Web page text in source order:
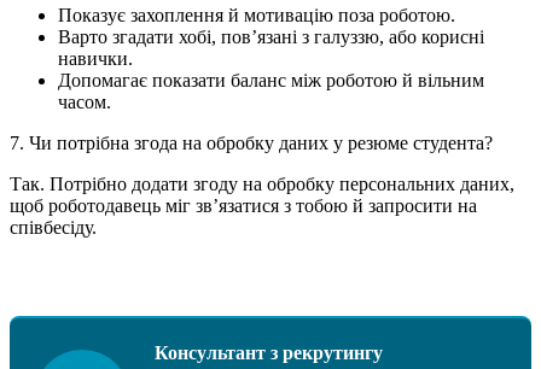
Показує захоплення й мотивацію поза роботою.
Варто згадати хобі, пов’язані з галуззю, або корисні
навички.
Допомагає показати баланс між роботою й вільним
часом.
7. Чи потрібна згода на обробку даних у резюме студента?
Так. Потрібно додати згоду на обробку персональних даних,
щоб роботодавець міг зв’язатися з тобою й запросити на
співбесіду.
Консультант з рекрутингу